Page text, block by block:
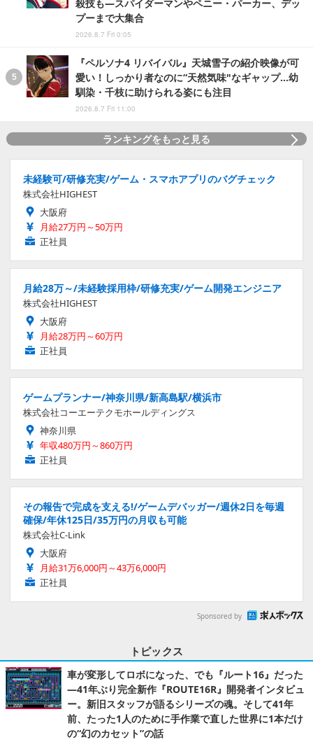
殺技も―スパイダーマンやペニー・パーカー、デッ
プーまで大集合
2026.8.7 Fri 0:05
『ペルソナ4 リバイバル』天城雪子の紹介映像が可
愛い！しっかり者なのに“天然気味"なギャップ…幼
馴染・千枝に助けられる姿にも注目
2026.8.7 Fri 11:00
ランキングをもっと見る
未経験可/研修充実/ゲーム・スマホアプリのバグチェック
株式会社HIGHEST
大阪府
月給27万円～50万円
正社員
月給28万～/未経験採用枠/研修充実/ゲーム開発エンジニア
株式会社HIGHEST
大阪府
月給28万円～60万円
正社員
ゲームプランナー/神奈川県/新高島駅/横浜市
株式会社コーエーテクモホールディングス
神奈川県
年収480万円～860万円
正社員
その報告で完成を支える!/ゲームデバッガー/週休2日を毎週
確保/年休125日/35万円の月収も可能
株式会社C-Link
大阪府
月給31万6,000円～43万6,000円
正社員
Sponsored by
トピックス
車が変形してロボになった、でも『ルート16』だった
―41年ぶり完全新作『ROUTE16R』開発者インタビュ
ー。新旧スタッフが語るシリーズの魂。そして41年
前、たった1人のために手作業で直した世界に1本だけ
の“幻のカセット”の話